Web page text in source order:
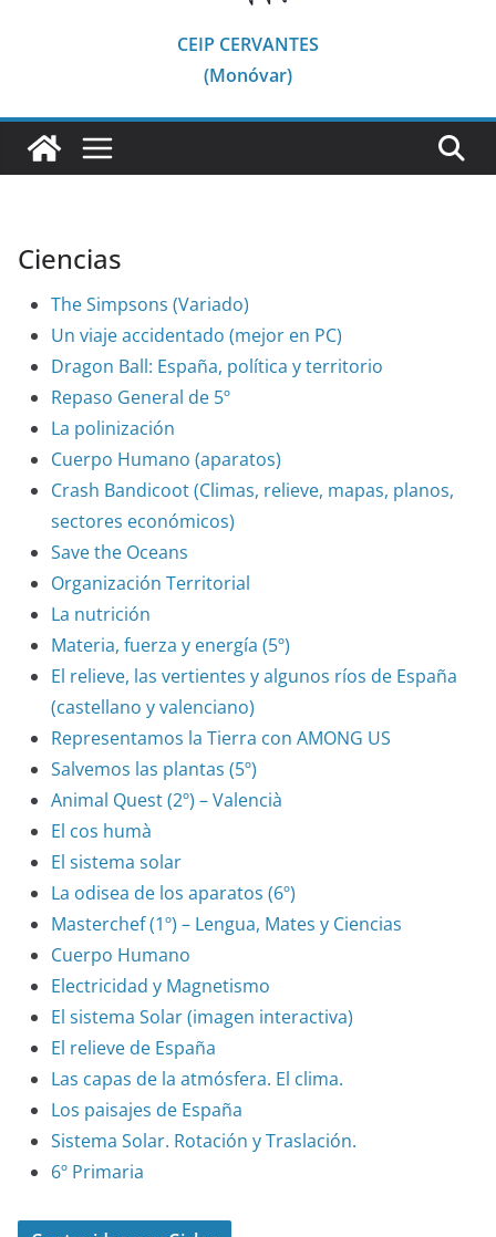
CEIP CERVANTES
(Monóvar)
Ciencias
The Simpsons (Variado)
Un viaje accidentado (mejor en PC)
Dragon Ball: España, política y territorio
Repaso General de 5º
La polinización
Cuerpo Humano (aparatos)
Crash Bandicoot (Climas, relieve, mapas, planos,
sectores económicos)
Save the Oceans
Organización Territorial
La nutrición
Materia, fuerza y energía (5º)
El relieve, las vertientes y algunos ríos de España
(castellano y valenciano)
Representamos la Tierra con AMONG US
Salvemos las plantas (5º)
Animal Quest (2º) – Valencià
El cos humà
El sistema solar
La odisea de los aparatos (6º)
Masterchef (1º) – Lengua, Mates y Ciencias
Cuerpo Humano
Electricidad y Magnetismo
El sistema Solar (imagen interactiva)
El relieve de España
Las capas de la atmósfera. El clima.
Los paisajes de España
Sistema Solar. Rotación y Traslación.
6º Primaria